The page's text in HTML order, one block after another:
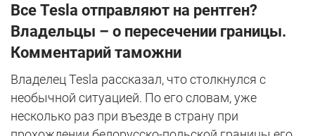
Все Tesla отправляют на рентген?
Владельцы – о пересечении границы.
Комментарий таможни
Владелец Tesla рассказал, что столкнулся с
необычной ситуацией. По его словам, уже
несколько раз при въезде в страну при